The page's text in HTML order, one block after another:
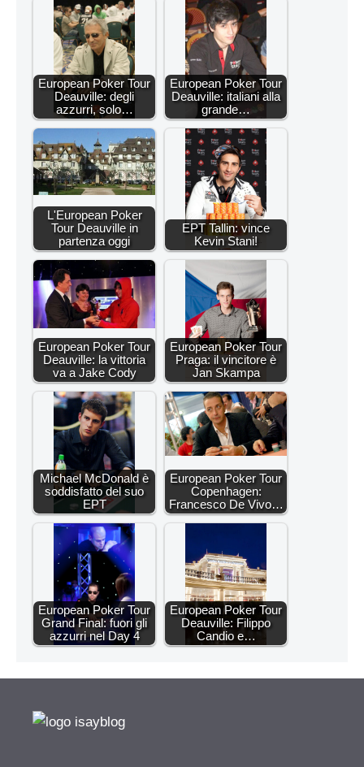
European Poker Tour
Deauville: degli
azzurri, solo…
European Poker Tour
Deauville: italiani alla
grande…
L'European Poker
Tour Deauville in
partenza oggi
EPT Tallin: vince
Kevin Stani!
European Poker Tour
Deauville: la vittoria
va a Jake Cody
European Poker Tour
Praga: il vincitore è
Jan Skampa
Michael McDonald è
soddisfatto del suo
EPT
European Poker Tour
Copenhagen:
Francesco De Vivo…
European Poker Tour
Grand Final: fuori gli
azzurri nel Day 4
European Poker Tour
Deauville: Filippo
Candio e…